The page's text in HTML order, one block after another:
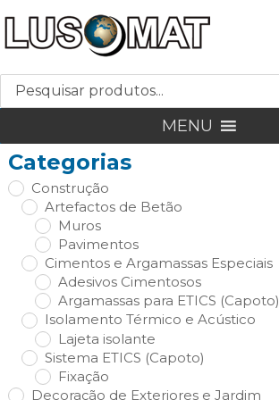
MENU
Categorias
Construção
Artefactos de Betão
Muros
Pavimentos
Cimentos e Argamassas Especiais
Adesivos Cimentosos
Argamassas para ETICS (Capoto)
Isolamento Térmico e Acústico
Lajeta isolante
Sistema ETICS (Capoto)
Fixação
Decoração de Exteriores e Jardim